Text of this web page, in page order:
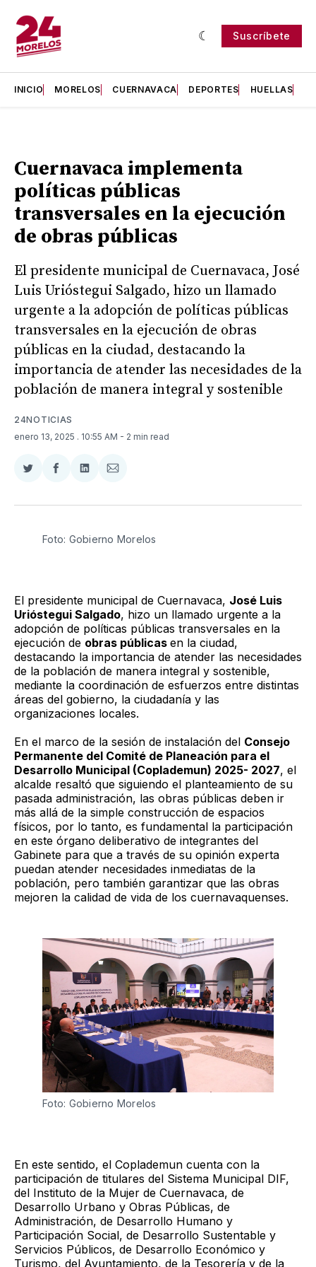
Suscríbete
INICIO MORELOS CUERNAVACA DEPORTES HUELLAS
Cuernavaca implementa
políticas públicas
transversales en la ejecución
de obras públicas
El presidente municipal de Cuernavaca, José
Luis Urióstegui Salgado, hizo un llamado
urgente a la adopción de políticas públicas
transversales en la ejecución de obras
públicas en la ciudad, destacando la
importancia de atender las necesidades de la
población de manera integral y sostenible
24NOTICIAS
enero 13, 2025 . 10:55 AM - 2 min read
Compartir
Twitter
Compartir
Facebook
Compartir
LinkedIn
Compartir
Email
Foto: Gobierno Morelos
El presidente municipal de Cuernavaca, José Luis
Urióstegui Salgado, hizo un llamado urgente a la
adopción de políticas públicas transversales en la
ejecución de obras públicas en la ciudad,
destacando la importancia de atender las necesidades
de la población de manera integral y sostenible,
mediante la coordinación de esfuerzos entre distintas
áreas del gobierno, la ciudadanía y las
organizaciones locales.
En el marco de la sesión de instalación del Consejo
Permanente del Comité de Planeación para el
Desarrollo Municipal (Coplademun) 2025- 2027, el
alcalde resaltó que siguiendo el planteamiento de su
pasada administración, las obras públicas deben ir
más allá de la simple construcción de espacios
físicos, por lo tanto, es fundamental la participación
en este órgano deliberativo de integrantes del
Gabinete para que a través de su opinión experta
puedan atender necesidades inmediatas de la
población, pero también garantizar que las obras
mejoren la calidad de vida de los cuernavaquenses.
Foto: Gobierno Morelos
En este sentido, el Coplademun cuenta con la
participación de titulares del Sistema Municipal DIF,
del Instituto de la Mujer de Cuernavaca, de
Desarrollo Urbano y Obras Públicas, de
Administración, de Desarrollo Humano y
Participación Social, de Desarrollo Sustentable y
Servicios Públicos, de Desarrollo Económico y
Turismo, del Ayuntamiento, de la Tesorería y de la